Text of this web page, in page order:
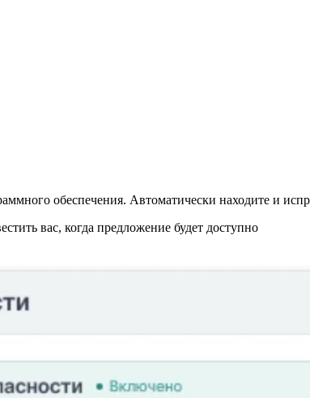
обеспечения. Автоматически находите и
вас, когда предложение будет доступно